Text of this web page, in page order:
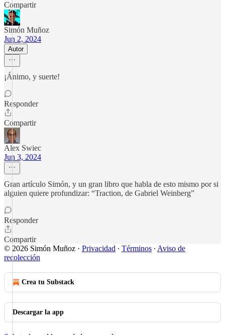
Compartir
Simón Muñoz
Jun 2, 2024
Autor
¡Ánimo, y suerte!
Responder
Compartir
Alex Swiec
Jun 3, 2024
Gran artículo Simón, y un gran libro que habla de esto mismo por si
alguien quiere profundizar: “Traction, de Gabriel Weinberg”
Responder
Compartir
© 2026 Simón Muñoz · Privacidad ∙ Términos ∙ Aviso de
recolección
Crea tu Substack
Descargar la app